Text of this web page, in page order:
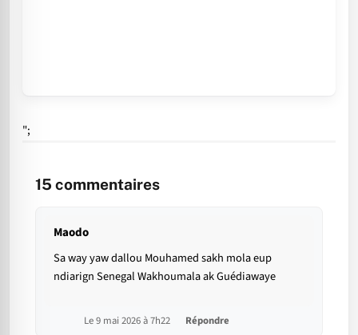
";
15 commentaires
Maodo
Sa way yaw dallou Mouhamed sakh mola eup
ndiarign Senegal Wakhoumala ak Guédiawaye
Le 9 mai 2026 à 7h22 Répondre